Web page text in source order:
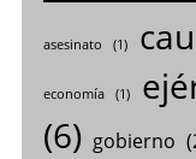
asesinato (1)
economía(1)
(6) gobierno